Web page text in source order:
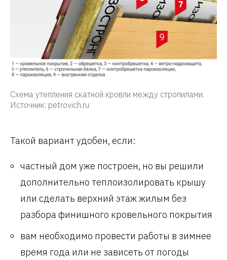
Схема утепления скатной кровли между стропилами.
Источник: petrovich.ru
Такой вариант удобен, если:
частный дом уже построен, но вы решили
дополнительно теплоизолировать крышу
или сделать верхний этаж жилым без
разбора финишного кровельного покрытия
вам необходимо провести работы в зимнее
время года или не зависеть от погоды